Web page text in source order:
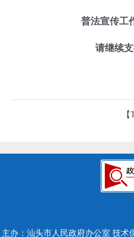
普法宣传工
请继续
【
主办：汕头市人民政府办公室 技术